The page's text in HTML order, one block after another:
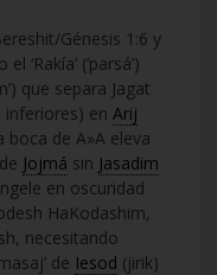
Génesis 1:6 y
‘Rakía’ (‘parsá’)
que separa Jagat
inferiores) en Arij
boca de A»A eleva
Jojmá sin Jasadim
en oscuridad
HaKodashim,
necesitando
de Iesod (jirik)